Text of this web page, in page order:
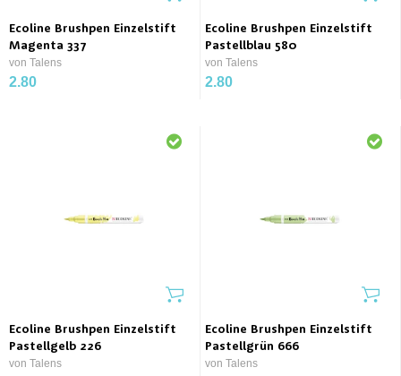
Ecoline Brushpen Einzelstift
Magenta 337
von Talens
2.80
Ecoline Brushpen Einzelstift
Pastellblau 580
von Talens
2.80
Ecoline Brushpen Einzelstift
Pastellgelb 226
von Talens
Ecoline Brushpen Einzelstift
Pastellgrün 666
von Talens